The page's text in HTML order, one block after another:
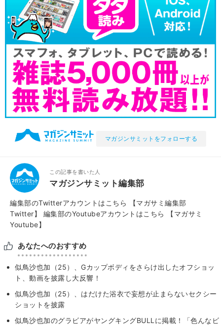
マガジンサミットをフォローする
この記事を書いた人
マガジンサミット編集部
編集部のTwitterアカウントはこちら
【マガサミ編集部
Twitter】
編集部のYoutubeアカウントはこちら
【マガサミ
Youtube】
あなたへのおすすめ
似鳥沙也加（25）、Gカップボディをさらけ出したオフショッ
ト、動画を披露し大反響！
似鳥沙也加（25）、はだけた浴衣で妄想が止まらないセクシー
ショットを披露
似鳥沙也加のグラビアがヤングキングBULLに掲載！「色んなビ